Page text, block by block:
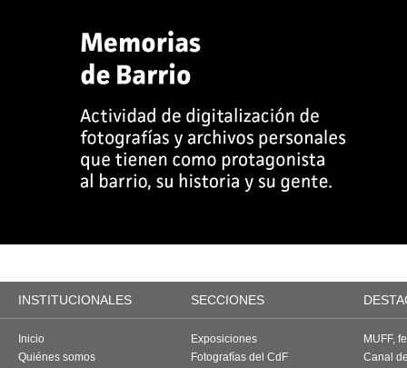
INSTITUCIONALES SECCIONES
Inicio
Quiénes somos
Exposiciones
Fotografías del CdF
MUFF,
Canal